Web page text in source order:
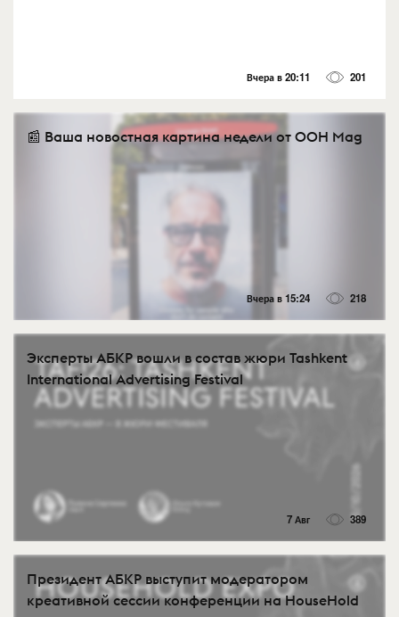
Вчера в 20:11 201
📰 Ваша новостная картина недели от OOH Mag
Вчера в 15:24 218
Эксперты АБКР вошли в состав жюри Tashkent
International Advertising Festival
7 Авг 389
Президент АБКР выступит модератором
креативной сессии конференции на HouseHold